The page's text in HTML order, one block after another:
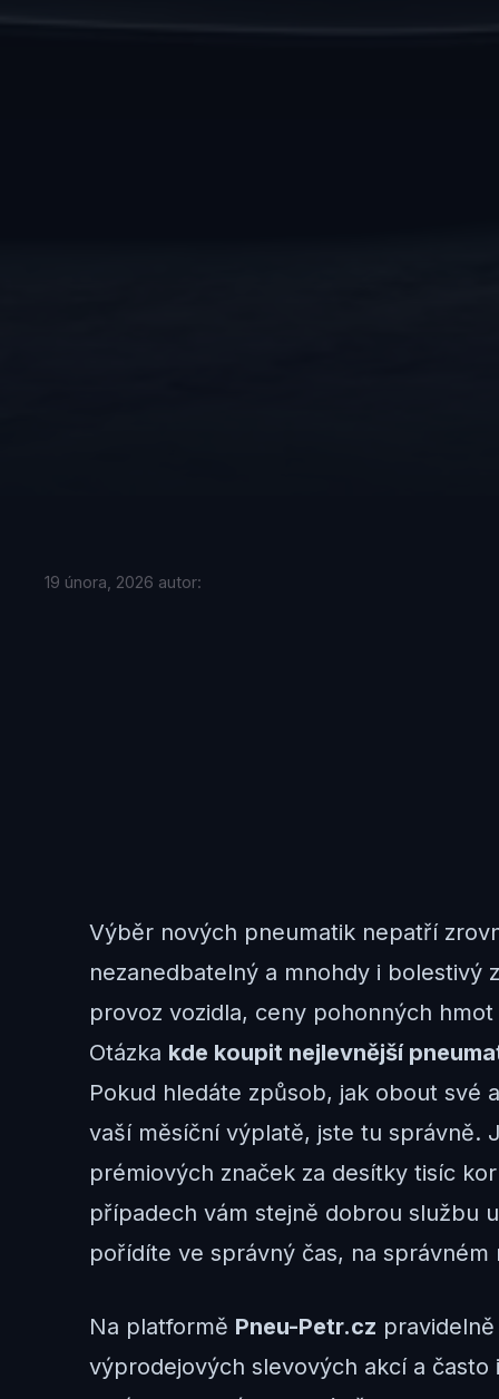
19 února, 2026 autor:
Výběr nových pneumatik nepatří
nezanedbatelný a mnohdy i bolestivý
provoz vozidla, ceny pohonných
Otázka kde koupit nejlevnější
Pokud hledáte způsob, jak obout své
vaší měsíční výplatě, jste tu správně.
prémiových značek za desítky tisíc
případech vám stejně dobrou službu
pořídíte ve správný čas, na
Na platformě Pneu-Petr.cz
výprodejových slevových akcí a